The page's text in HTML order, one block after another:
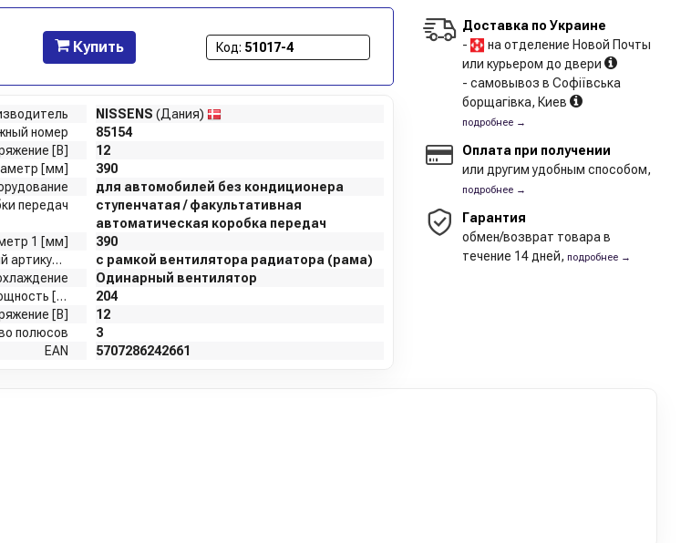
Купить Код: 51017-4
NISSENS (Дания)
номер
85154
[В]
12
[мм]
390
для автомобилей без кондиционера
передач
ступенчатая / факультативная
автоматическая коробка передач
1 [мм]
390
Дополнительный артикул / дополнительная информация 2
с рамкой вентилятора радиатора (рама)
Одинарный вентилятор
Номинальная мощность [Вт]
204
[В]
12
полюсов
3
EAN
5707286242661
Доставка по Украине
-
на отделение Новой Почты
или курьером до двери
- самовывоз в Софіївська
борщагівка, Киев
подробнее →
Оплата при получении
или другим удобным способом,
подробнее →
Гарантия
обмен/возврат товара в
течение 14 дней, подробнее →